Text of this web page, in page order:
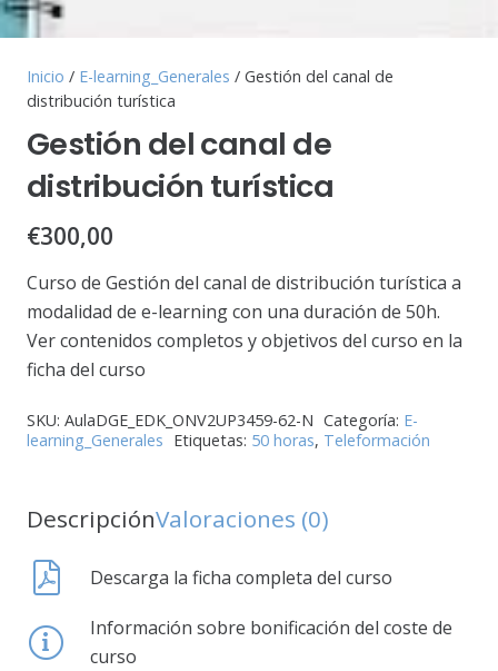
Inicio / E-learning_Generales / Gestión del canal de
distribución turística
Gestión del canal de
distribución turística
€300,00
Curso de Gestión del canal de distribución turística a
modalidad de e-learning con una duración de 50h.
Ver contenidos completos y objetivos del curso en la
ficha del curso
SKU: AulaDGE_EDK_ONV2UP3459-62-N Categoría: E-
learning_Generales Etiquetas: 50 horas, Teleformación
DescripciónValoraciones (0)
Descarga la ficha completa del curso
Información sobre bonificación del coste de
curso